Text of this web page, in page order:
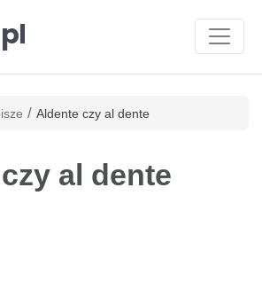
plorto.pl
/ Aldente czy al dente
al dente